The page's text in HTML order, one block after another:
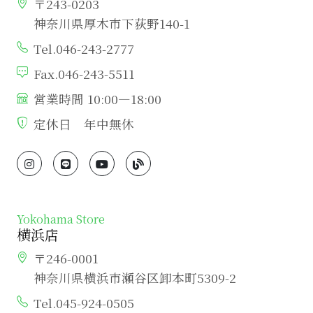
〒243-0203
神奈川県厚木市下荻野140-1
Tel.046-243-2777
Fax.046-243-5511
営業時間 10:00―18:00
定休日 年中無休
Yokohama Store
横浜店
〒246-0001
神奈川県横浜市瀬谷区卸本町5309-2
Tel.045-924-0505